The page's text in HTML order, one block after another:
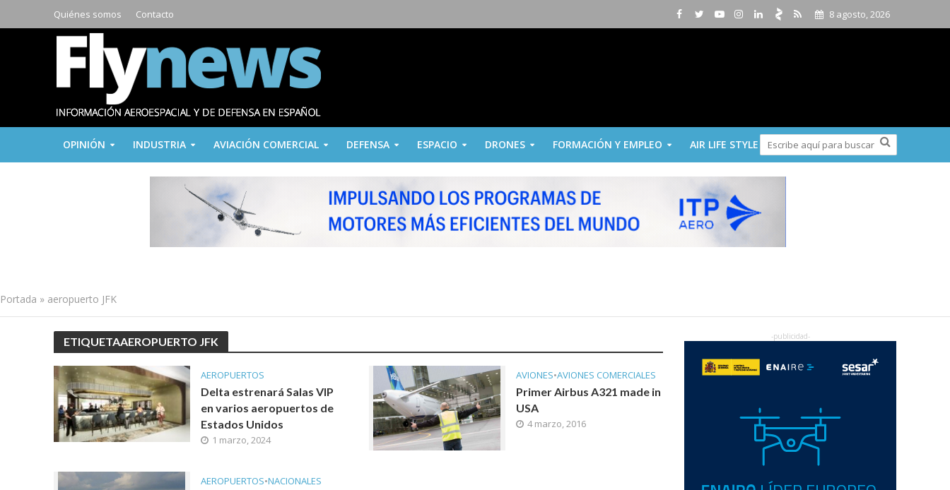
Quiénes somos Contacto 8 agosto, 2026
OPINIÓN INDUSTRIA AVIACIÓN COMERCIAL DEFENSA ESPACIO DRONES FORMACIÓN Y EMPLEO AIR LIFE STYLE
Portada » aeropuerto JFK
ETIQUETAAEROPUERTO JFK
AEROPUERTOS
Delta estrenará Salas VIP
en varios aeropuertos de
Estados Unidos
1 marzo, 2024
AVIONES•AVIONES COMERCIALES
Primer Airbus A321 made in
USA
4 marzo, 2016
AEROPUERTOS•NACIONALES